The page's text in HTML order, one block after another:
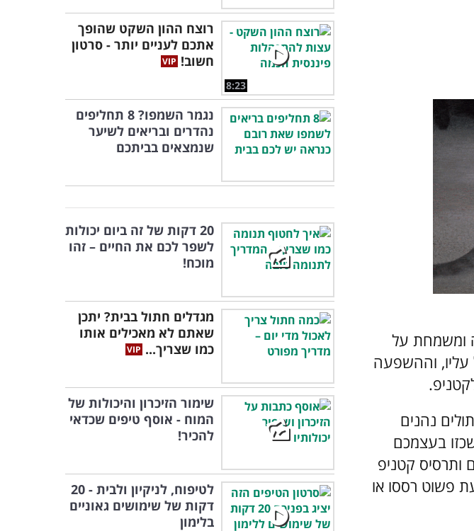
ומשמחת על
עליו, וההשפעה
נהנים
בעצמכם
ותרסיס קטניפ
פשוט רססו או
8:23
רוצח ההון השקט שהופך
אתכם לעניים יותר - סרטון
חשוב!
נגמר השמפו? 8 תחליפים
נהדרים ובריאים לשיער
שנמצאים בביתכם
20 דקות של זה ביום יכולות
לשפר לכם את החיים – זהו
מוכח!
מגדלים חתול בבית? יתכן
שאתם לא מאכילים אותו
כמו שצריך...
שימור הזיכרון והיכולות של
המוח - אוסף טיפים שכדאי
להכיר!
לטיפוח, לניקיון ולבית - 20
דקות של שימושים גאוניים
בלימון